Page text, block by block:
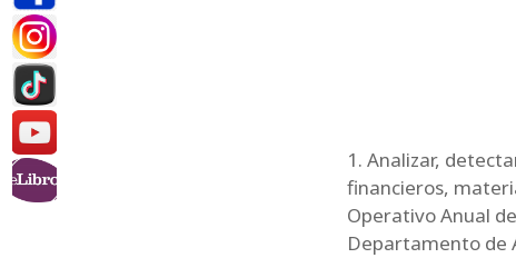
1. Analizar,
financieros,
Operativo Anual
Departamento de